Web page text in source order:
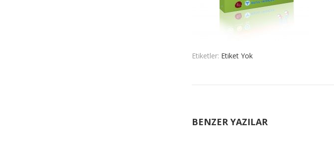
Etiketler: Etiket Yok
BENZER YAZILAR